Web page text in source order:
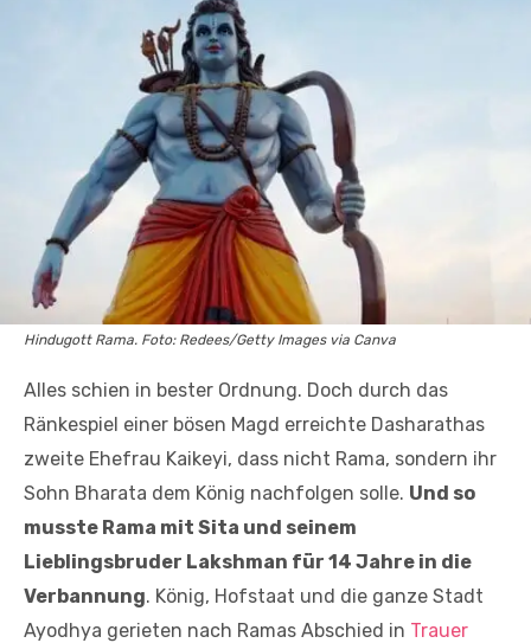
Hindugott Rama. Foto: Redees/Getty Images via Canva
Alles schien in bester Ordnung. Doch durch das
Ränkespiel einer bösen Magd erreichte Dasharathas
zweite Ehefrau Kaikeyi, dass nicht Rama, sondern ihr
Sohn Bharata dem König nachfolgen solle. Und so
musste Rama mit Sita und seinem
Lieblingsbruder Lakshman für 14 Jahre in die
Verbannung. König, Hofstaat und die ganze Stadt
Ayodhya gerieten nach Ramas Abschied in Trauer